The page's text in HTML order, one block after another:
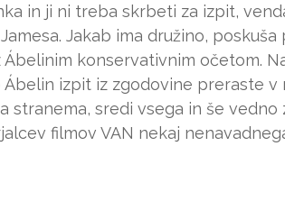
in ji ni treba skrbeti za izpit,
Jakab ima družino,
Ábelinim konservativnim očetom.
Ábelin izpit iz zgodovine preraste
stranema, sredi vsega in še vedno
filmov VAN nekaj